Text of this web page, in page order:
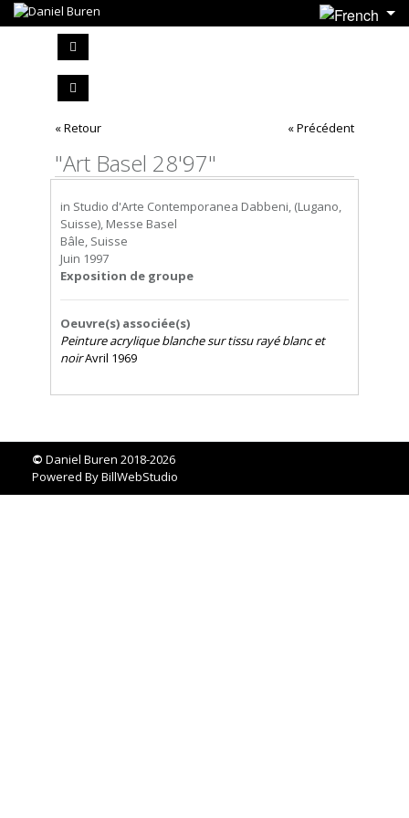
« Retour « Précédent
"Art Basel 28'97"
in Studio d'Arte Contemporanea Dabbeni, (Lugano,
Suisse), Messe Basel
Bâle, Suisse
Juin 1997
Exposition de groupe
Oeuvre(s) associée(s)
Peinture acrylique blanche sur tissu rayé blanc et
noirAvril 1969
© Daniel Buren 2018-2026
Powered ByBillWebStudio